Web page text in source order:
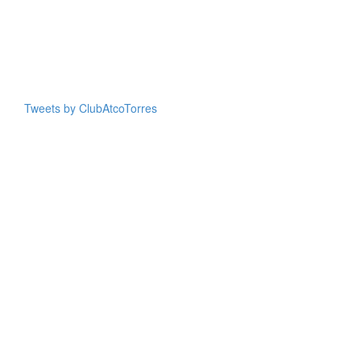
Tweets by ClubAtcoTorres